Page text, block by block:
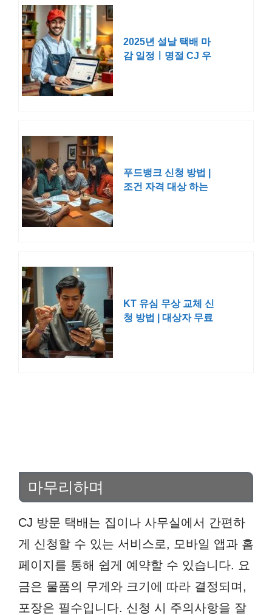
2025년 설날 택배 마
감 일정ㅣ명절 CJ 우
푸드뱅크 신청 방법 |
조건 자격 대상 하는
KT 유심 무상 교체 신
청 방법 | 대상자 무료
마무리하며
CJ 방문 택배는 집이나 사무실에서 간편하
게 신청할 수 있는 서비스로, 모바일 앱과 홈
페이지를 통해 쉽게 예약할 수 있습니다. 요
금은 물품의 무게와 크기에 따라 결정되며,
포장은 필수입니다. 신청 시 주의사항을 잘